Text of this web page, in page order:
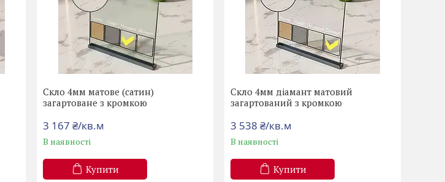
Скло 4мм матове (сатин)
загартоване з кромкою
3 167 ₴/кв.м
В наявності
Купити
Скло 4мм діамант матовий
загартований з кромкою
3 538 ₴/кв.м
В наявності
Купити